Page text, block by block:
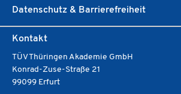
Datenschutz & Barrierefreiheit
Kontakt
TÜV Thüringen Akademie GmbH
Konrad-Zuse-Straße 21
99099 Erfurt